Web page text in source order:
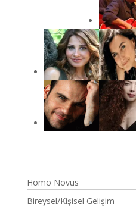
Homo Novus
Bireysel/Kişisel Gelişim